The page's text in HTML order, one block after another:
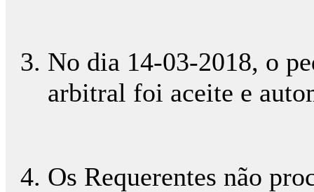
No dia 14-03-2018, o
arbitral foi aceite e
Os Requerentes não